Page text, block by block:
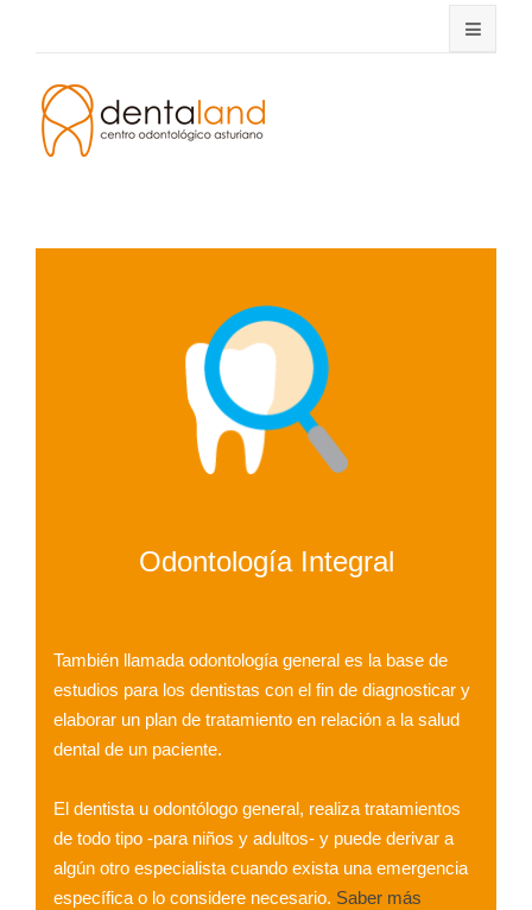
Odontología Integral
También llamada odontología general es la base de
estudios para los dentistas con el fin de diagnosticar y
elaborar un plan de tratamiento en relación a la salud
dental de un paciente.
El dentista u odontólogo general, realiza tratamientos
de todo tipo -para niños y adultos- y puede derivar a
algún otro especialista cuando exista una emergencia
específica o lo considere necesario. Saber más